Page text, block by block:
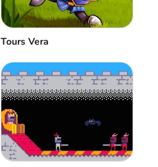
Tours Vera